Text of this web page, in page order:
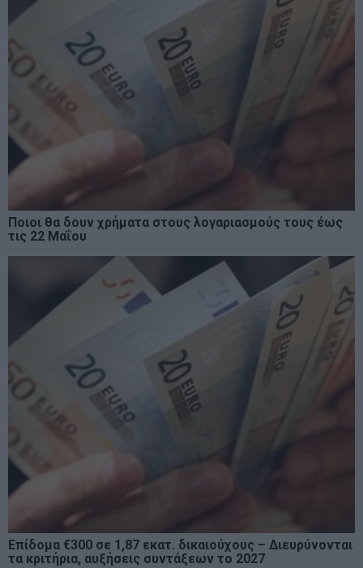
Ποιοι θα δουν χρήματα στους λογαριασμούς τους έως
τις 22 Μαΐου
Επίδομα €300 σε 1,87 εκατ. δικαιούχους – Διευρύνονται
τα κριτήρια, αυξήσεις συντάξεων το 2027